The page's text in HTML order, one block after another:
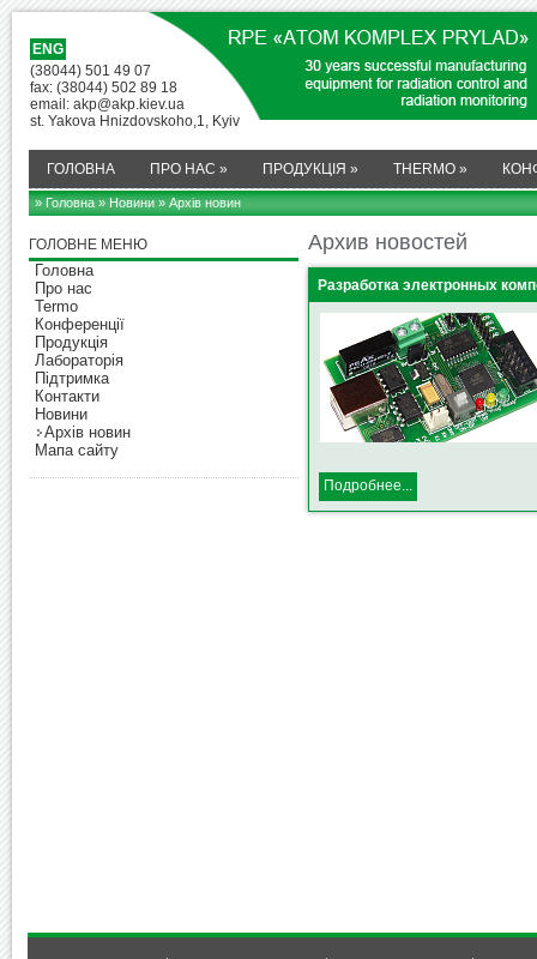
ENG
(38044) 501 49 07
fax: (38044) 502 89 18
email: akp@akp.kiev.ua
st. Yakova Hnizdovskoho,1, Kyiv
ГОЛОВНА ПРО НАС » ПРОДУКЦІЯ » THERMO »
» Головна»Новини» Архів новин
ГОЛОВНЕ МЕНЮ
Головна
Про нас
Termo
Конференції
Продукція
Лабораторія
Підтримка
Контакти
Новини
Архів новин
Мапа сайту
Архив новостей
Разработка электронных
Подробнее...